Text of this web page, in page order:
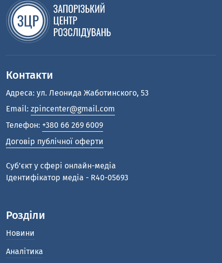
Контакти
Адреса: ул. Леонида Жаботинского, 53
Email: zpincenter@gmail.com
Телефон: +380 66 269 6009
Договір публічної оферти
Cуб'єкт у сфері онлайн-медіа
Ідентифікатор медіа - R40-05693
Розділи
Новини
Аналітика